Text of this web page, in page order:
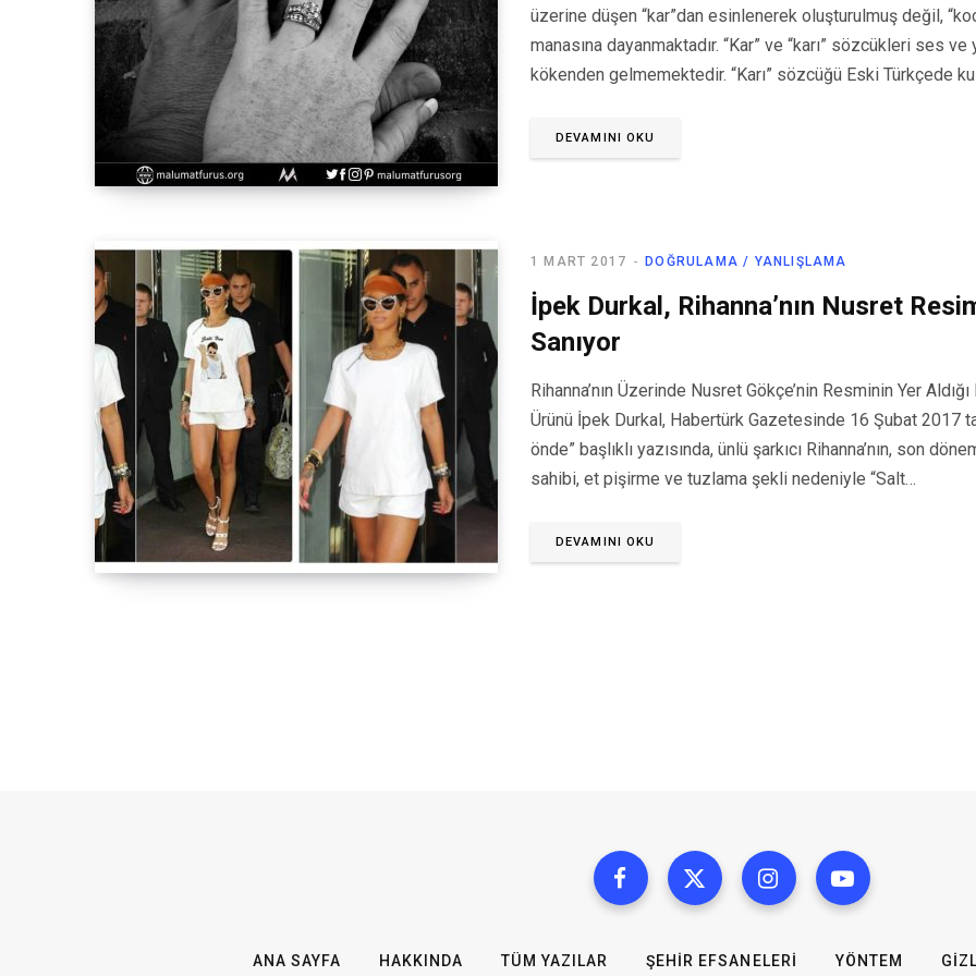
üzerine düşen “kar”dan esinlenerek oluşturulmuş değil,
manasına dayanmaktadır. “Kar” ve “karı” sözcükleri ses
kökenden gelmemektedir. “Karı” sözcüğü Eski Türkçede
DEVAMINI OKU
DOĞRULAMA / YANLIŞLAMA
1 MART 2017
İpek Durkal, Rihanna’nın Nusret
Sanıyor
Rihanna’nın Üzerinde Nusret Gökçe’nin Resminin Yer
Ürünü İpek Durkal, Habertürk Gazetesinde 16 Şubat 2017
önde” başlıklı yazısında, ünlü şarkıcı Rihanna’nın, son
sahibi, et pişirme ve tuzlama şekli nedeniyle “Salt…
DEVAMINI OKU
ANA SAYFA HAKKINDA TÜM YAZILAR ŞEHIR EFSANELERI YÖNTEM